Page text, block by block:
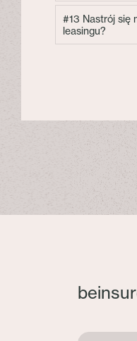
#13 Nastrój się
leasingu?